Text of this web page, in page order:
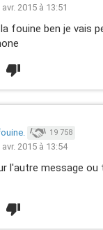
avr. 2015 à 13:51
fouine ben je vais
19 758
avr. 2015 à 13:54
l'autre message ou